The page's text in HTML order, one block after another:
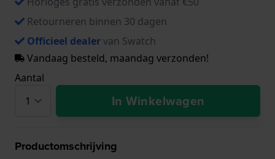
Retourneren binnen 30 dagen
Officieel dealervan Swatch
Vandaag besteld, maandag verzonden!
Aantal
In Winkelwagen
Productomschrijving